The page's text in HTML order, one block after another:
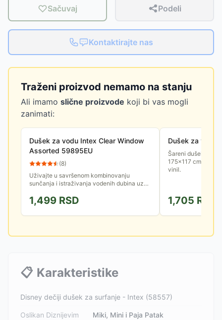
Sačuvaj Podeli
Kontaktirajte nas
Traženi proizvod nemamo na stanju
Ali imamo slične proizvode koji bi vas mogli
zanimati:
Dušek za vodu Intex Clear Window
Assorted 59895EU
(8)
Uživajte u savršenom kombinovanju
sunčanja i istraživanja vodenih dubina uz
udobni jastuk na naduvavanje koji...
1,499 RSD
Dušek za vodu
Šareni dušek za
175×117 cm,
vinil.
1,705 RSD
📋 Karakteristike
Disney dečiji dušek za surfanje - Intex (58557)
Oslikan Diznijevim
Miki, Mini i Paja Patak